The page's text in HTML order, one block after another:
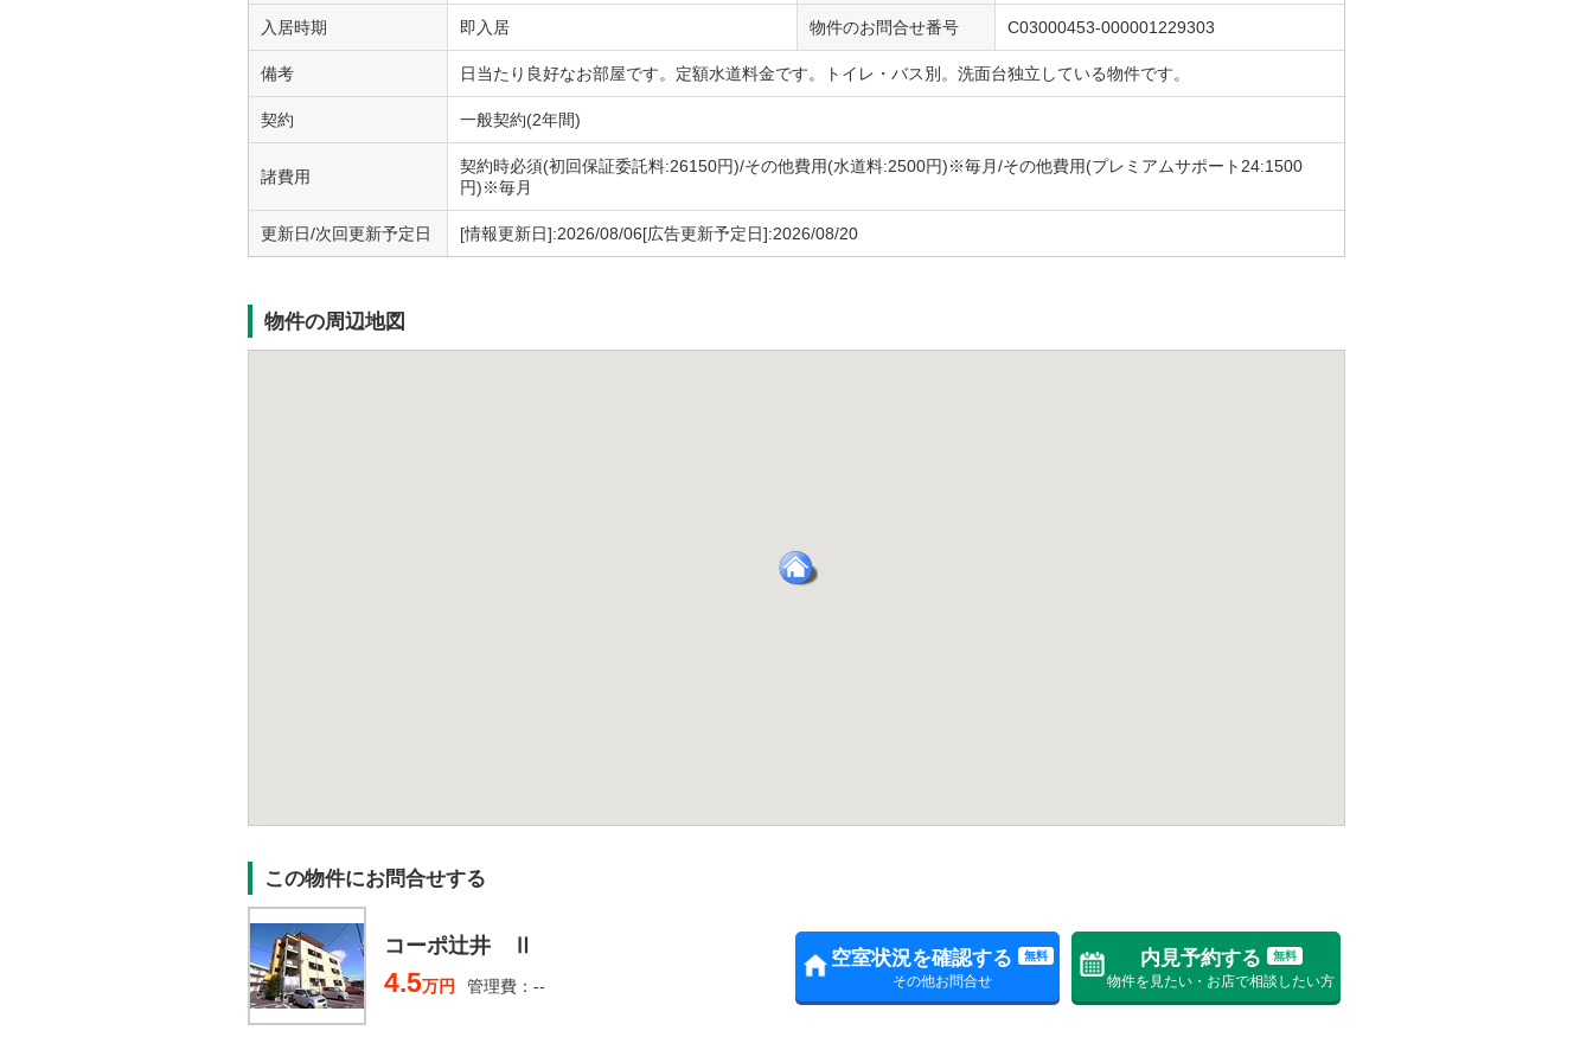
入居時期 即入居 物件のお問合せ番号 C03000453-000001229303
備考 日当たり良好なお部屋です。定額水道料金です。トイレ・バス別。洗面台独立している物件です。
契約 一般契約(2年間)
諸費用
契約時必須(初回保証委託料:26150円)/その他費用(水道料:2500円)※毎月/その他費用(プレミアムサポート24:1500
円)※毎月
更新日/次回更新予定日 [情報更新日]:2026/08/06[広告更新予定日]:2026/08/20
物件の周辺地図
この物件にお問合せする
コーポ辻井 Ⅱ
4.5万円 管理費：--
空室状況を確認する 無料
その他お問合せ
内見予約する 無料
物件を見たい・お店で相談したい方